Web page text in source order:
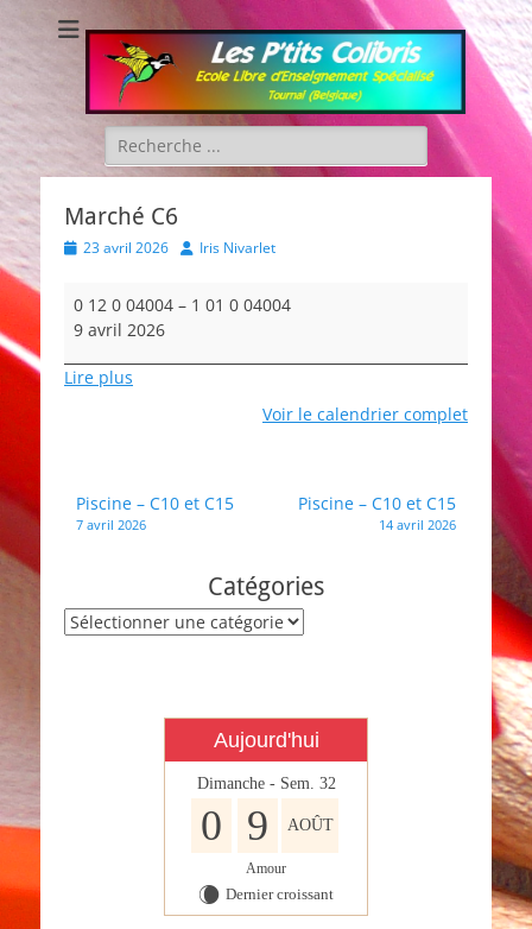
Les P'tits Colibris
Rechercher :
Marché C6
Posted
23 avril 2026 AuthorIris Nivarlet
Marché
C6
0 12 0 04004 – 1 01 0 04004
9 avril 2026
Lire plus
Voir le calendrier complet
Navigation
de
Piscine – C10 et C15
7 avril 2026
Piscine – C10 et C15
14 avril 2026
Catégories
Catégories
Aujourd'hui
Dimanche - Sem. 32
0 9 AOÛT
Amour
W Dernier croissant